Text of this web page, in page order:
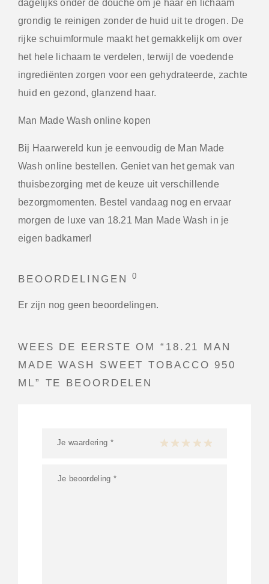
dagelijks onder de douche om je haar en lichaam
grondig te reinigen zonder de huid uit te drogen. De
rijke schuimformule maakt het gemakkelijk om over
het hele lichaam te verdelen, terwijl de voedende
ingrediënten zorgen voor een gehydrateerde, zachte
huid en gezond, glanzend haar.
Man Made Wash online kopen
Bij Haarwereld kun je eenvoudig de Man Made
Wash online bestellen. Geniet van het gemak van
thuisbezorging met de keuze uit verschillende
bezorgmomenten. Bestel vandaag nog en ervaar
morgen de luxe van 18.21 Man Made Wash in je
eigen badkamer!
BEOORDELINGEN0
Er zijn nog geen beoordelingen.
WEES DE EERSTE OM “18.21 MAN
MADE WASH SWEET TOBACCO 950
ML” TE BEOORDELEN
Je waardering * 1 van de 5 sterren
2 van de 5 sterren
3 van de 5 sterren
4 van de 5 sterren